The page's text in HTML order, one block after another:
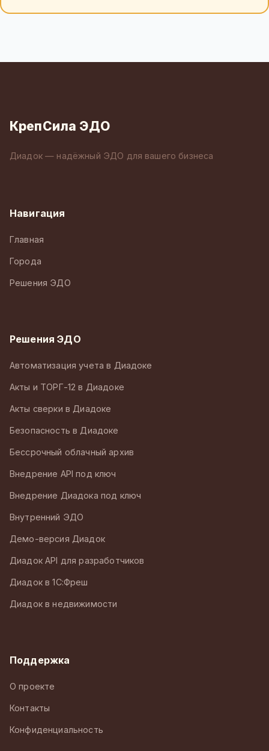
КрепСила ЭДО
Диадок — надёжный ЭДО для вашего бизнеса
Навигация
Главная
Города
Решения ЭДО
Решения ЭДО
Автоматизация учета в Диадоке
Акты и ТОРГ-12 в Диадоке
Акты сверки в Диадоке
Безопасность в Диадоке
Бессрочный облачный архив
Внедрение API под ключ
Внедрение Диадока под ключ
Внутренний ЭДО
Демо-версия Диадок
Диадок API для разработчиков
Диадок в 1С:Фреш
Диадок в недвижимости
Поддержка
О проекте
Контакты
Конфиденциальность